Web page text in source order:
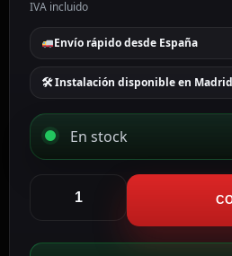
IVA incluido
Envío rápido desde España
🛠 Instalación disponible en Madrid
En stock
Carcasa
sirena